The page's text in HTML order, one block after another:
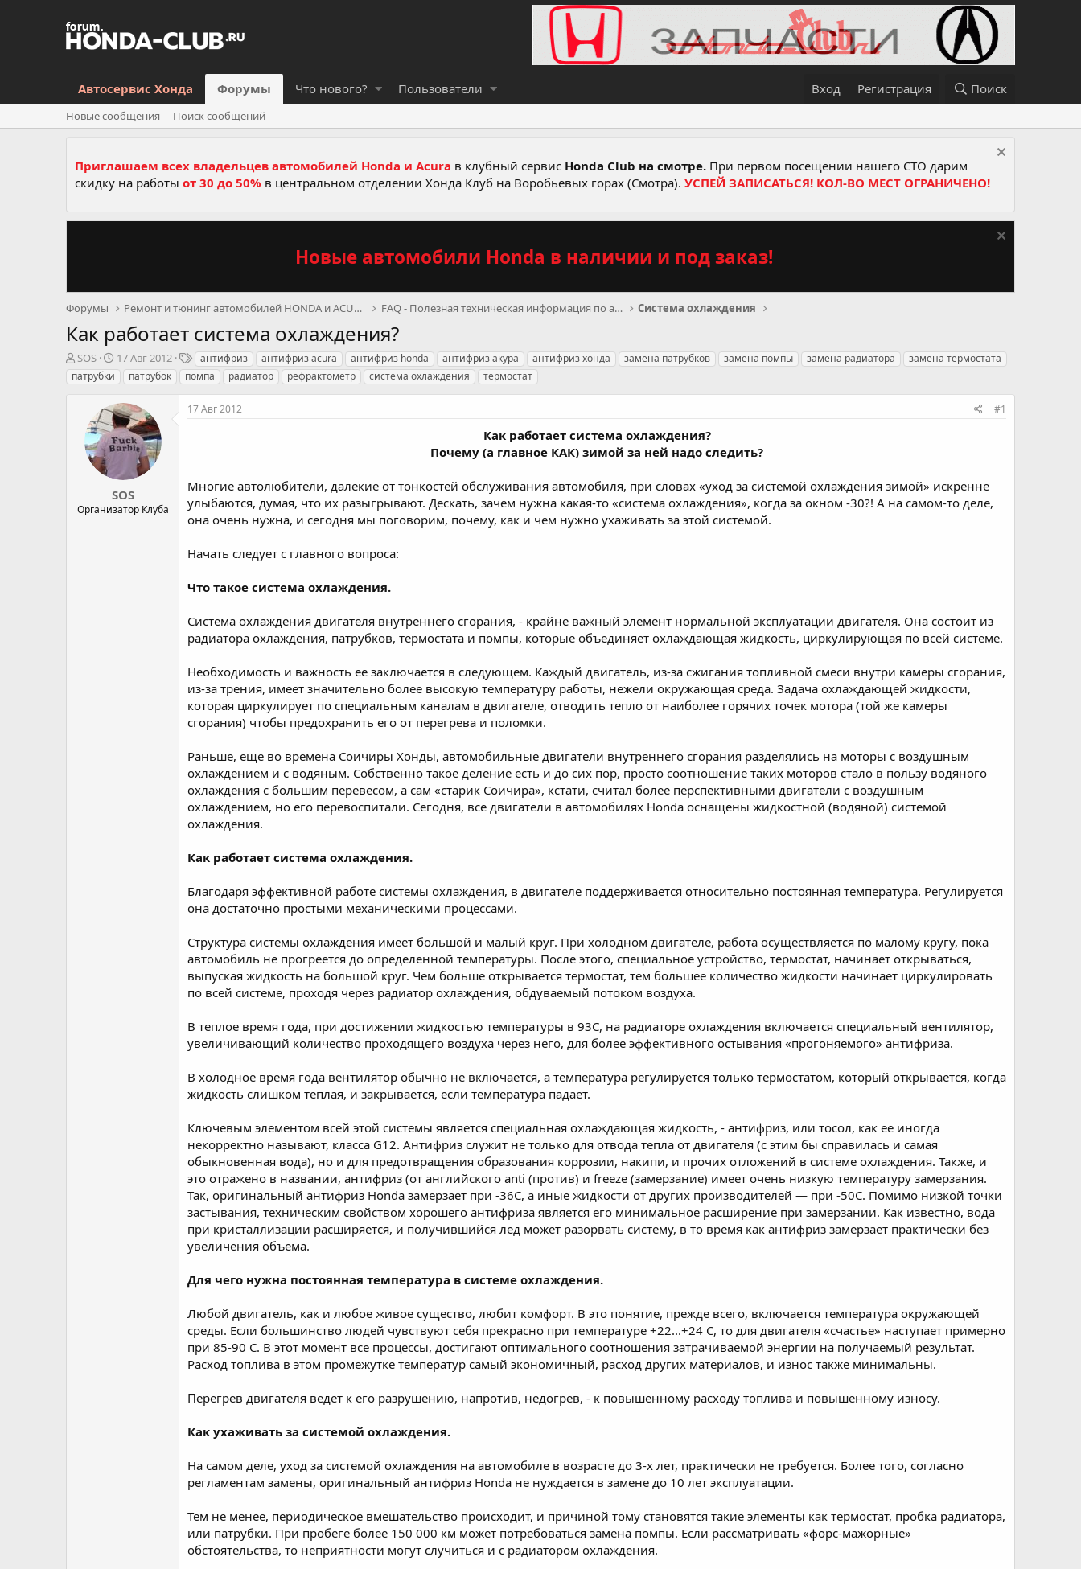
Автосервис Хонда Форумы Что нового? Пользователи Вход Регистрация Поиск
Новые сообщения Поиск сообщений
Приглашаем всех владельцев автомобилей Honda и Acura в клубный сервис Honda Club на смотре. При первом посещении нашего СТО дарим
скидку на работы от 30 до 50% в центральном отделении Хонда Клуб на Воробьевых горах (Смотра). УСПЕЙ ЗАПИСАТЬСЯ! КОЛ-ВО МЕСТ ОГРАНИЧЕНО!
Новые автомобили Honda в наличии и под заказ!
Форумы Ремонт и тюнинг автомобилей HONDA и ACURA FAQ - Полезная техническая информация по автомобил Система охлаждения
Как работает система охлаждения?
А
в
т
SOS
Д
а
т
а
н
а
ч
л
17 Авг 2012
Т
е
г
антифриз антифриз acura антифриз honda антифриз акура антифриз хонда замена патрубков замена помпы замена радиатора
замена термостата
патрубки
патрубок помпа радиатор рефрактометр система охлаждения термостат
SOS
Организатор Клуба
17 Авг 2012 #1
Как работает система охлаждения?
Почему (а главное КАК) зимой за ней надо следить?​
Многие автолюбители, далекие от тонкостей обслуживания автомобиля, при словах «уход за системой охлаждения зимой» искренне
улыбаются, думая, что их разыгрывают. Дескать, зачем нужна какая-то «система охлаждения», когда за окном -30?! А на самом-то деле,
она очень нужна, и сегодня мы поговорим, почему, как и чем нужно ухаживать за этой системой.
Начать следует с главного вопроса:
Что такое система охлаждения.
Система охлаждения двигателя внутреннего сгорания, - крайне важный элемент нормальной эксплуатации двигателя. Она состоит из
радиатора охлаждения, патрубков, термостата и помпы, которые объединяет охлаждающая жидкость, циркулирующая по всей системе.
Необходимость и важность ее заключается в следующем. Каждый двигатель, из-за сжигания топливной смеси внутри камеры сгорания,
из-за трения, имеет значительно более высокую температуру работы, нежели окружающая среда. Задача охлаждающей жидкости,
которая циркулирует по специальным каналам в двигателе, отводить тепло от наиболее горячих точек мотора (той же камеры
сгорания) чтобы предохранить его от перегрева и поломки.
Раньше, еще во времена Соичиры Хонды, автомобильные двигатели внутреннего сгорания разделялись на моторы с воздушным
охлаждением и с водяным. Собственно такое деление есть и до сих пор, просто соотношение таких моторов стало в пользу водяного
охлаждения с большим перевесом, а сам «старик Соичира», кстати, считал более перспективными двигатели с воздушным
охлаждением, но его перевоспитали. Сегодня, все двигатели в автомобилях Honda оснащены жидкостной (водяной) системой
охлаждения.
Как работает система охлаждения.
Благодаря эффективной работе системы охлаждения, в двигателе поддерживается относительно постоянная температура. Регулируется
она достаточно простыми механическими процессами.
Структура системы охлаждения имеет большой и малый круг. При холодном двигателе, работа осуществляется по малому кругу, пока
автомобиль не прогреется до определенной температуры. После этого, специальное устройство, термостат, начинает открываться,
выпуская жидкость на большой круг. Чем больше открывается термостат, тем большее количество жидкости начинает циркулировать
по всей системе, проходя через радиатор охлаждения, обдуваемый потоком воздуха.
В теплое время года, при достижении жидкостью температуры в 93C, на радиаторе охлаждения включается специальный вентилятор,
увеличивающий количество проходящего воздуха через него, для более эффективного остывания «прогоняемого» антифриза.
В холодное время года вентилятор обычно не включается, а температура регулируется только термостатом, который открывается, когда
жидкость слишком теплая, и закрывается, если температура падает.
Ключевым элементом всей этой системы является специальная охлаждающая жидкость, - антифриз, или тосол, как ее иногда
некорректно называют, класса G12. Антифриз служит не только для отвода тепла от двигателя (с этим бы справилась и самая
обыкновенная вода), но и для предотвращения образования коррозии, накипи, и прочих отложений в системе охлаждения. Также, и
это отражено в названии, антифриз (от английского anti (против) и freeze (замерзание) имеет очень низкую температуру замерзания.
Так, оригинальный антифриз Honda замерзает при -36C, а иные жидкости от других производителей — при -50C. Помимо низкой точки
застывания, техническим свойством хорошего антифриза является его минимальное расширение при замерзании. Как известно, вода
при кристаллизации расширяется, и получившийся лед может разорвать систему, в то время как антифриз замерзает практически без
увеличения объема.
Для чего нужна постоянная температура в системе охлаждения.
Любой двигатель, как и любое живое существо, любит комфорт. В это понятие, прежде всего, включается температура окружающей
среды. Если большинство людей чувствуют себя прекрасно при температуре +22...+24 C, то для двигателя «счастье» наступает примерно
при 85-90 C. В этот момент все процессы, достигают оптимального соотношения затрачиваемой энергии на получаемый результат.
Расход топлива в этом промежутке температур самый экономичный, расход других материалов, и износ также минимальны.
Перегрев двигателя ведет к его разрушению, напротив, недогрев, - к повышенному расходу топлива и повышенному износу.
Как ухаживать за системой охлаждения.
На самом деле, уход за системой охлаждения на автомобиле в возрасте до 3-х лет, практически не требуется. Более того, согласно
регламентам замены, оригинальный антифриз Honda не нуждается в замене до 10 лет эксплуатации.
Тем не менее, периодическое вмешательство происходит, и причиной тому становятся такие элементы как термостат, пробка радиатора,
или патрубки. При пробеге более 150 000 км может потребоваться замена помпы. Если рассматривать «форс-мажорные»
обстоятельства, то неприятности могут случиться и с радиатором охлаждения.